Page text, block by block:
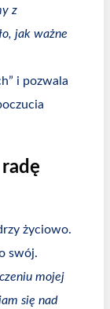
z
jak ważne
i pozwala
życiowo.
swój.
mojej
się nad